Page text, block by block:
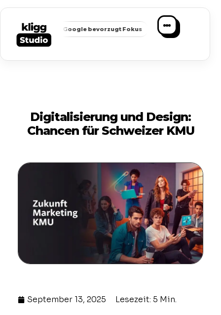
✦ Google bevorzugt Fokus ✦ Passende Anfragen statt
Digitalisierung und Design:
Chancen für Schweizer KMU
September 13, 2025 Lesezeit: 5 Min.